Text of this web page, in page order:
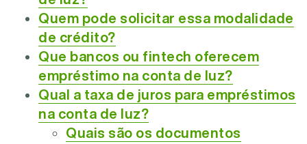
Quem pode solicitar essa modalidade
de crédito?
Que bancos ou fintech oferecem
empréstimo na conta de luz?
Qual a taxa de juros para empréstimos
na conta de luz?
Quais são os documentos